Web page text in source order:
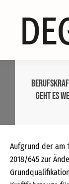
geht es
Aufgrund der am
2018/645 zur